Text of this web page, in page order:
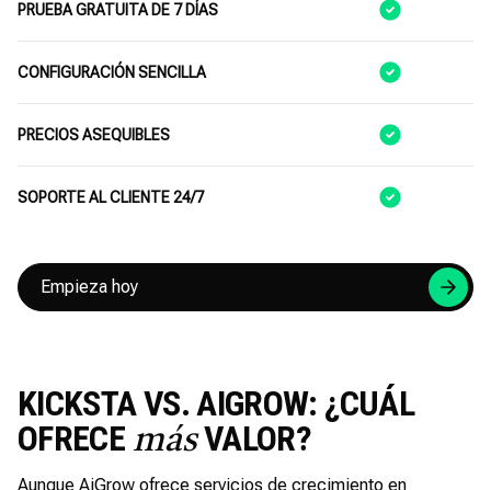
PRUEBA GRATUITA DE 7 DÍAS
CONFIGURACIÓN SENCILLA
PRECIOS ASEQUIBLES
SOPORTE AL CLIENTE 24/7
Empieza hoy
KICKSTA VS. AIGROW: ¿CUÁL
OFRECE másVALOR?
Aunque AiGrow ofrece servicios de crecimiento en